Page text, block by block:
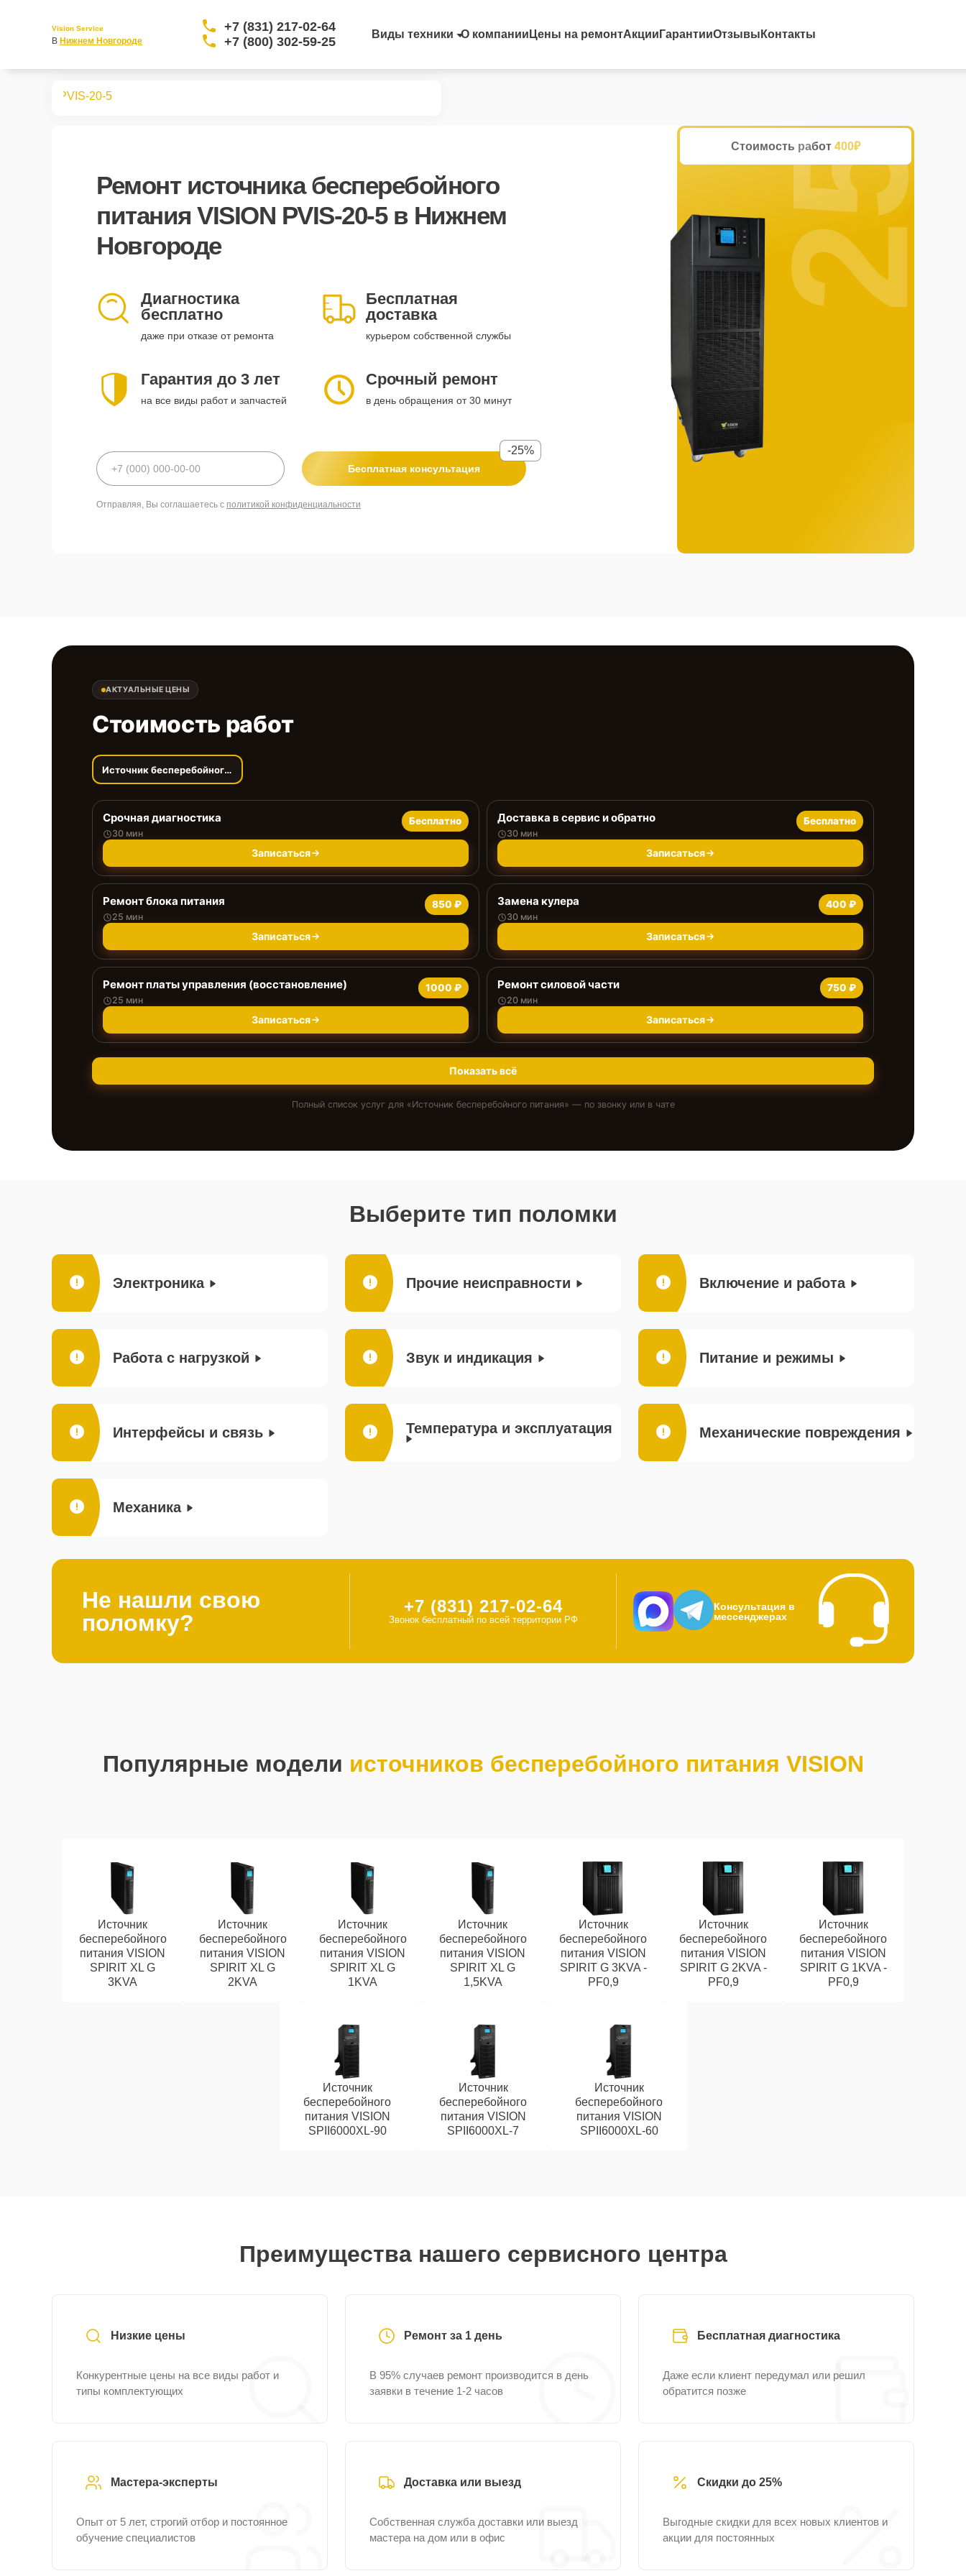
Vision Service
В Нижнем Новгороде
+7 (831) 217-02-64
+7 (800) 302-59-25
Виды техники О компании Цены на ремонтАкции ГарантииОтзывы Контакты
PVIS-20-5
Ремонт источника бесперебойного
питания VISION PVIS-20-5в Нижнем
Новгороде
Диагностика
бесплатно
даже при отказе от ремонта
Бесплатная
доставка
курьером собственной службы
Гарантия до 3 лет
на все виды работ и запчастей
Срочный ремонт
в день обращения от 30 минут
Бесплатная консультация
-25%
Отправляя, Вы соглашаетесь с политикой конфиденциальности
Стоимость работ 400₽
25%
АКТУАЛЬНЫЕ ЦЕНЫ
Стоимость работ
Источник бесперебойного питания
Срочная диагностика
30 мин
Бесплатно
Записаться
Доставка в сервис и обратно
30 мин
Бесплатно
Записаться
Ремонт блока питания
25 мин
850 ₽
Записаться
Замена кулера
30 мин
400 ₽
Записаться
Ремонт платы управления (восстановление)
25 мин
1000 ₽
Записаться
Ремонт силовой части
20 мин
750 ₽
Записаться
Показать всё
Полный список услуг для «Источник бесперебойного питания» — по звонку или в чате
Выберите тип поломки
Электроника Прочие неисправности Включение и работа
Работа с нагрузкой Звук и индикация Питание и режимы
Интерфейсы и связь Температура и эксплуатация Механические повреждения
Механика
Не нашли свою
поломку?
+7 (831) 217-02-64
Звонок бесплатный по всей территории РФ
Консультация в
мессенджерах
Популярные модели источников бесперебойного питания VISION
Источник
бесперебойного
питания VISION
SPIRIT XL G
3KVA
Источник
бесперебойного
питания VISION
SPIRIT XL G
2KVA
Источник
бесперебойного
питания VISION
SPIRIT XL G
1KVA
Источник
бесперебойного
питания VISION
SPIRIT XL G
1,5KVA
Источник
бесперебойного
питания VISION
SPIRIT G 3KVA -
PF0,9
Источник
бесперебойного
питания VISION
SPIRIT G 2KVA -
PF0,9
Источник
бесперебойного
питания VISION
SPIRIT G 1KVA -
PF0,9
Источник
бесперебойного
питания VISION
SPII6000XL-90
Источник
бесперебойного
питания VISION
SPII6000XL-7
Источник
бесперебойного
питания VISION
SPII6000XL-60
Преимущества нашего сервисного центра
Низкие цены
Конкурентные цены на все виды работ и
типы комплектующих
Ремонт за 1 день
В 95% случаев ремонт производится в день
заявки в течение 1-2 часов
Бесплатная диагностика
Даже если клиент передумал или решил
обратится позже
Мастера-эксперты
Опыт от 5 лет, строгий отбор и постоянное
обучение специалистов
Доставка или выезд
Собственная служба доставки или выезд
мастера на дом или в офис
Скидки до 25%
Выгодные скидки для всех новых клиентов и
акции для постоянных